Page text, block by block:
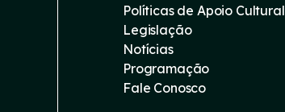
Políticas de Apoio Cultural
Legislação
Notícias
Programação
Fale Conosco